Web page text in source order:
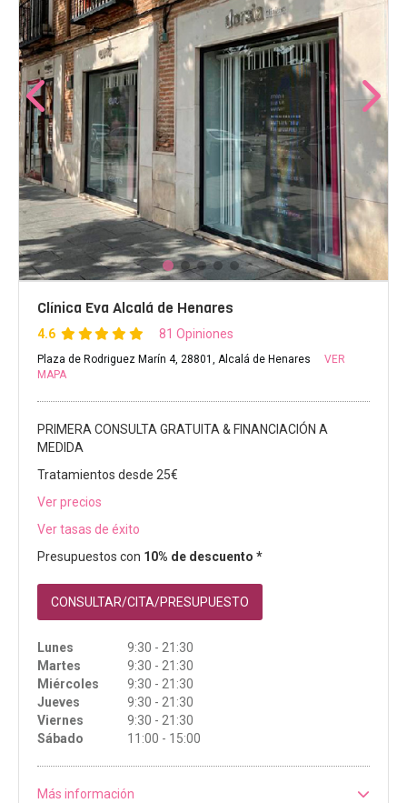
Clínica Eva Alcalá de Henares
4.6 81 Opiniones
Plaza de Rodriguez Marín 4, 28801, Alcalá de Henares
VER
MAPA
PRIMERA CONSULTA GRATUITA & FINANCIACIÓN A
MEDIDA
Tratamientos desde 25€
Ver precios
Ver tasas de éxito
Presupuestos con 10% de descuento *
CONSULTAR/CITA/PRESUPUESTO
Lunes
9:30 - 21:30
Martes
9:30 - 21:30
Miércoles
9:30 - 21:30
Jueves
9:30 - 21:30
Viernes
9:30 - 21:30
Sábado
11:00 - 15:00
Más información